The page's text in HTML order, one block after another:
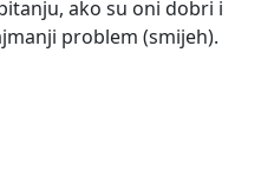
ako su oni dobri i
problem (smijeh).